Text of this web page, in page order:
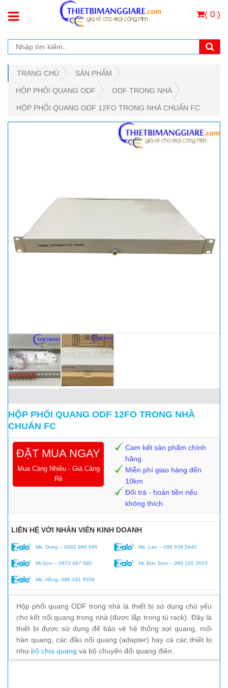
( 0 )
TRANG CHỦ SẢN PHẨM
HỘP PHỐI QUANG ODF ODF TRONG NHÀ
HỘP PHỐI QUANG ODF 12FO TRONG NHÀ CHUẨN FC
HỘP PHỐI QUANG ODF 12FO TRONG NHÀ
CHUẨN FC
ĐẶT MUA NGAY
Mua Càng Nhiều - Giá Càng
Rẻ
Cam kết sản phẩm chính
hãng
Miễn phí giao hàng đến
10km
Đổi trả - hoàn tiền nếu
không thích
LIÊN HỆ VỚI NHÂN VIÊN KINH DOANH
Ms. Dung – 0982 960 685 Ms. Lan – 098 939 5445
Mr.Sơn – 0973 497 685 Mr. Đức Sơn – 096 165 3553
Ms. Hồng- 096 191 9559
Hộp phối quang ODF trong nhà là thiết bị sử dụng chủ yếu
cho kết nối quang trong nhà (được lắp trong tủ rack). Đây là
thiết bị được sử dụng để bảo vệ hệ thống sợi quang, mối
hàn quang, các đầu nối quang (adapter) hay cả các thiết bị
như bộ chia quang và bộ chuyển đổi quang điện.